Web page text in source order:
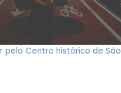
pelo Centro histórico de São